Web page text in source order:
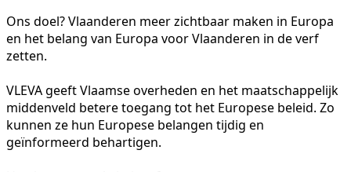
Ons doel? Vlaanderen meer zichtbaar maken in Europa
en het belang van Europa voor Vlaanderen in de verf
zetten.
VLEVA geeft Vlaamse overheden en het maatschappelijk
middenveld betere toegang tot het Europese beleid. Zo
kunnen ze hun Europese belangen tijdig en
geïnformeerd behartigen.